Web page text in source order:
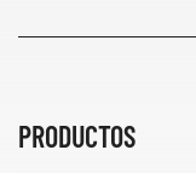
PRODUCTOS